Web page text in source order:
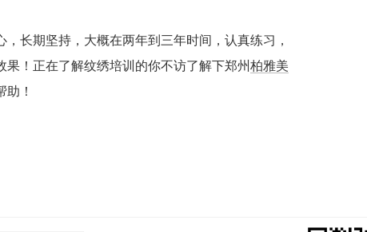
长期坚持，大概在两年到三年时间，认真练习，
果！正在了解纹绣培训的你不访了解下郑州柏雅美
！